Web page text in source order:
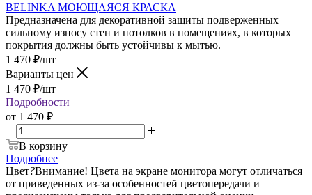
BELINKA МОЮЩАЯСЯ КРАСКА
Предназначена для декоративной защиты подверженных
сильному износу стен и потолков в помещениях, в которых
покрытия должны быть устойчивы к мытью.
1 470 ₽/шт
Варианты цен
1 470 ₽/шт
Подробности
от 1 470 ₽
В корзину
Подробнее
Цвет?Внимание! Цвета на экране монитора могут отличаться
от приведенных из-за особенностей цветопередачи и